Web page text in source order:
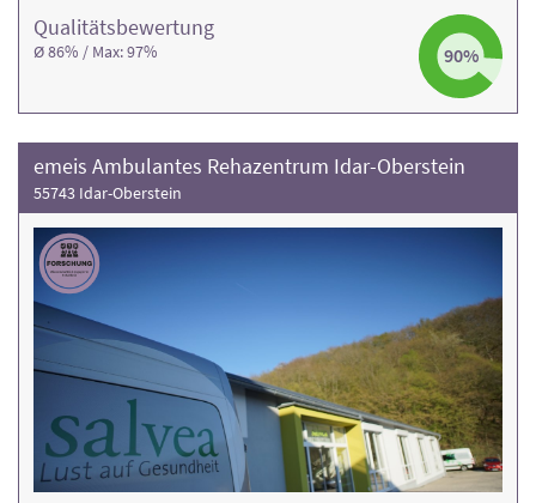
Qualitäts­bewertung
Ø 86% / Max: 97% 90%
emeis Ambulantes Rehazentrum Idar-Oberstein
55743 Idar-Oberstein